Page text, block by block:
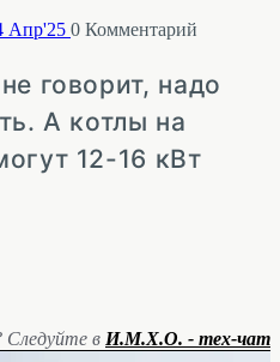
Апр'25 0 Комментарий
говорит, надо
А котлы на
12-16 кВт
Следуйте в И.М.Х.О. - тех-чат